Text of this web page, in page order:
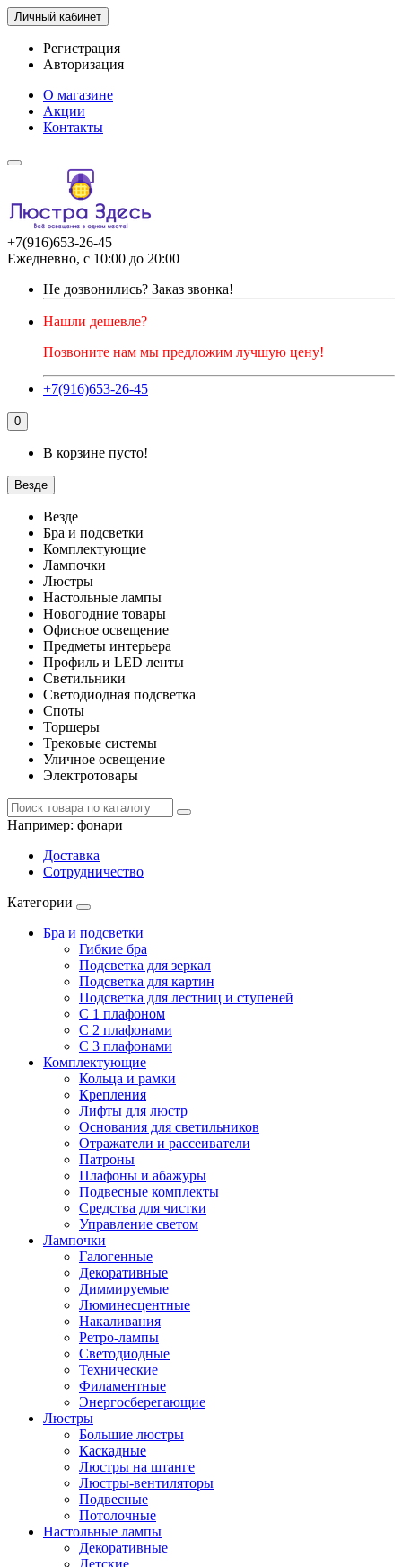
Личный кабинет
Регистрация
Авторизация
О магазине
Акции
Контакты
+7(916)653-26-45
Ежедневно, с 10:00 до 20:00
Не дозвонились? Заказ звонка!
Нашли дешевле?
Позвоните нам мы предложим лучшую цену!
+7(916)653-26-45
0
В корзине пусто!
Везде
Везде
Бра и подсветки
Комплектующие
Лампочки
Люстры
Настольные лампы
Новогодние товары
Офисное освещение
Предметы интерьера
Профиль и LED ленты
Светильники
Светодиодная подсветка
Споты
Торшеры
Трековые системы
Уличное освещение
Электротовары
Например: фонари
Доставка
Сотрудничество
Категории
Бра и подсветки
Гибкие бра
Подсветка для зеркал
Подсветка для картин
Подсветка для лестниц и ступеней
С 1 плафоном
С 2 плафонами
С 3 плафонами
Комплектующие
Кольца и рамки
Крепления
Лифты для люстр
Основания для светильников
Отражатели и рассеиватели
Патроны
Плафоны и абажуры
Подвесные комплекты
Средства для чистки
Управление светом
Лампочки
Галогенные
Декоративные
Диммируемые
Люминесцентные
Накаливания
Ретро-лампы
Светодиодные
Технические
Филаментные
Энергосберегающие
Люстры
Большие люстры
Каскадные
Люстры на штанге
Люстры-вентиляторы
Подвесные
Потолочные
Настольные лампы
Декоративные
Детские